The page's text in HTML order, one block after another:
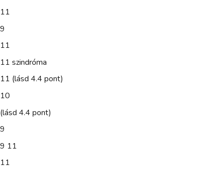
11
9
11
11 szindróma
11 (lásd 4.4 pont)
10
(lásd 4.4 pont)
9
9 11
11